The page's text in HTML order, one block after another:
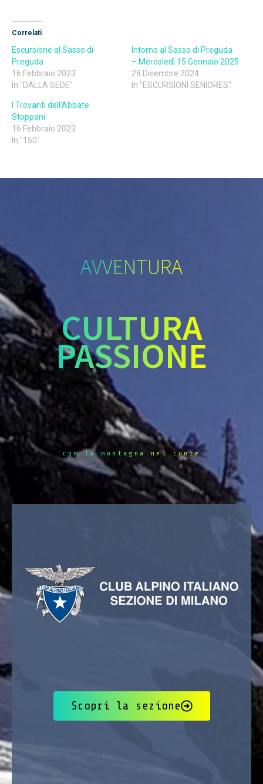
Correlati
Escursione al Sasso di
Preguda
16 Febbraio 2023
In "DALLA SEDE"
Intorno al Sasso di Preguda
– Mercoledì 15 Gennaio 2025
28 Dicembre 2024
In "ESCURSIONI SENIORES"
I Trovanti dell’Abbate
Stoppani
16 Febbraio 2023
In "150"
AVVENTURA
CULTURA
PASSIONE
con la montagna nel cuore
Scopri la sezione